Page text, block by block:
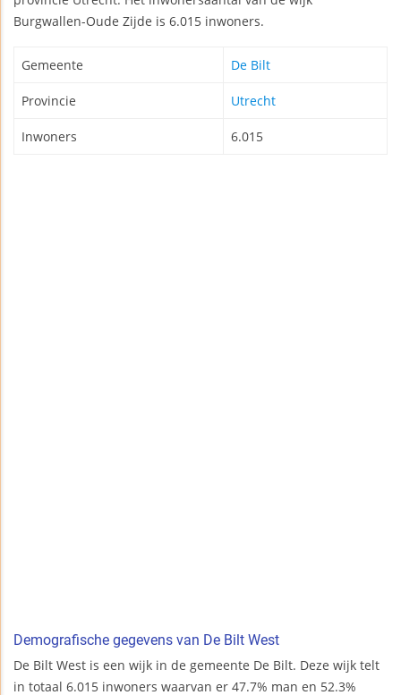
Burgwallen-Oude Zijde is 6.015 inwoners.
Gemeente De Bilt
Provincie Utrecht
Inwoners 6.015
Demografische gegevens van De Bilt West
De Bilt West is een wijk in de gemeente De Bilt. Deze wijk telt
in totaal 6.015 inwoners waarvan er 47.7% man en 52.3%